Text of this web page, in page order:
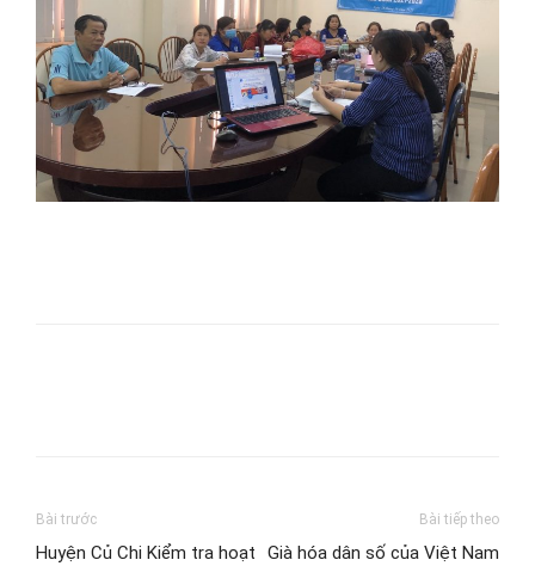
Bài trước
Huyện Củ Chi Kiểm tra hoạt
Bài tiếp theo
Già hóa dân số của Việt Nam